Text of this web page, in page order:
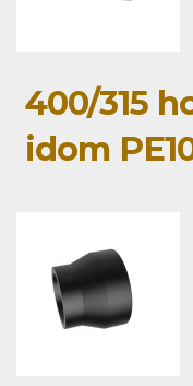
400/315
idom